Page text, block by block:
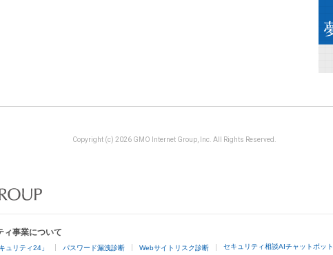
Copyright (c) 2026 GMO Internet Group, Inc. All Rights Reserved.
ィ事業について
ュリティ24」 パスワード漏洩診断 Webサイトリスク診断 セキュリティ相談AIチャットボット